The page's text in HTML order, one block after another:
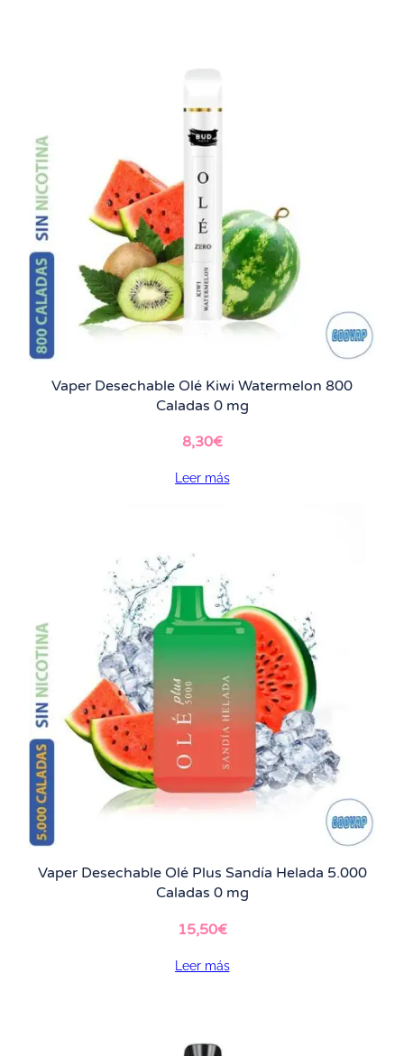
Vaper Desechable Olé Kiwi Watermelon 800
Caladas 0 mg
8,30€
Leer más
Vaper Desechable Olé Plus Sandía Helada 5.000
Caladas 0 mg
15,50€
Leer más